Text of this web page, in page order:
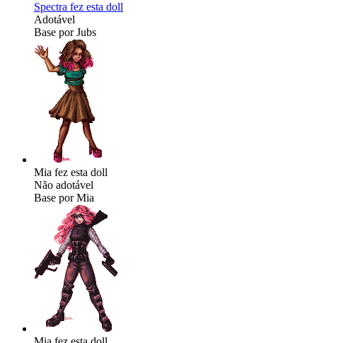
Spectra fez esta doll
Adotável
Base por Jubs
Mia fez esta doll
Não adotável
Base por Mia